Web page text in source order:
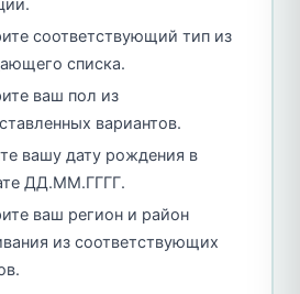
соответствующий тип из
списка.
ваш пол из
вариантов.
вашу дату рождения в
ДД.ММ.ГГГГ.
ваш регион и район
из соответствующих